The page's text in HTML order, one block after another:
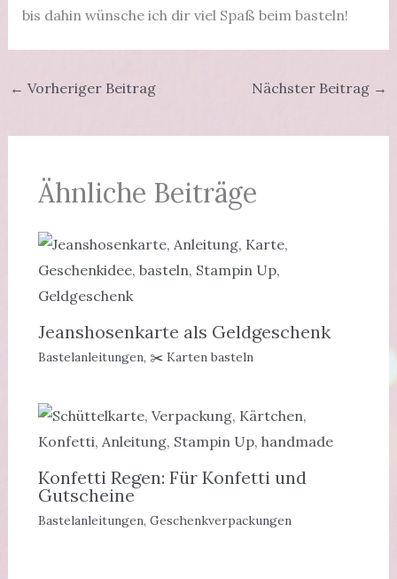
bis dahin wünsche ich dir viel Spaß beim basteln!
← Vorheriger Beitrag Nächster Beitrag →
Ähnliche Beiträge
Jeanshosenkarte als Geldgeschenk
Bastelanleitungen, ✂️ Karten basteln
Konfetti Regen: Für Konfetti und
Gutscheine
Bastelanleitungen, Geschenkverpackungen